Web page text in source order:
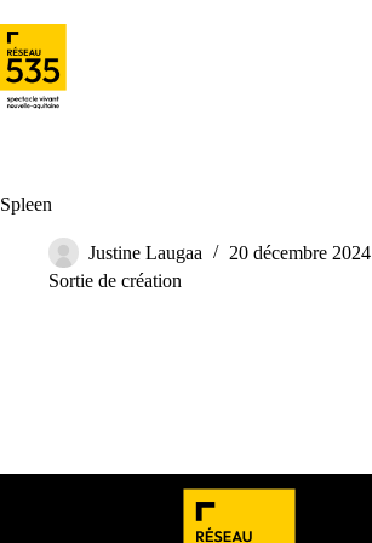
Spleen
Justine Laugaa
20 décembre 2024
Sortie de création